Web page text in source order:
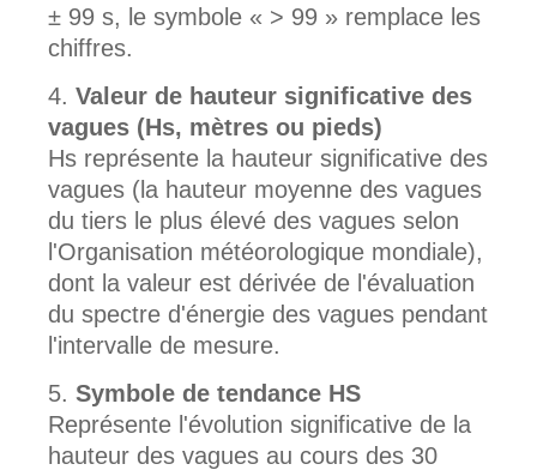
± 99 s, le symbole « > 99 » remplace les
chiffres.
Valeur de hauteur significative des
vagues (Hs, mètres ou pieds)
Hs représente la hauteur significative des
vagues (la hauteur moyenne des vagues
du tiers le plus élevé des vagues selon
l'Organisation météorologique mondiale),
dont la valeur est dérivée de l'évaluation
du spectre d'énergie des vagues pendant
l'intervalle de mesure.
Symbole de tendance HS
Représente l'évolution significative de la
hauteur des vagues au cours des 30